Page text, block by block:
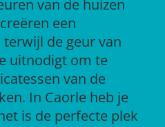
van de huizen
een
de geur van
uitnodigt om te
van de
In Caorle heb je
is de perfecte plek